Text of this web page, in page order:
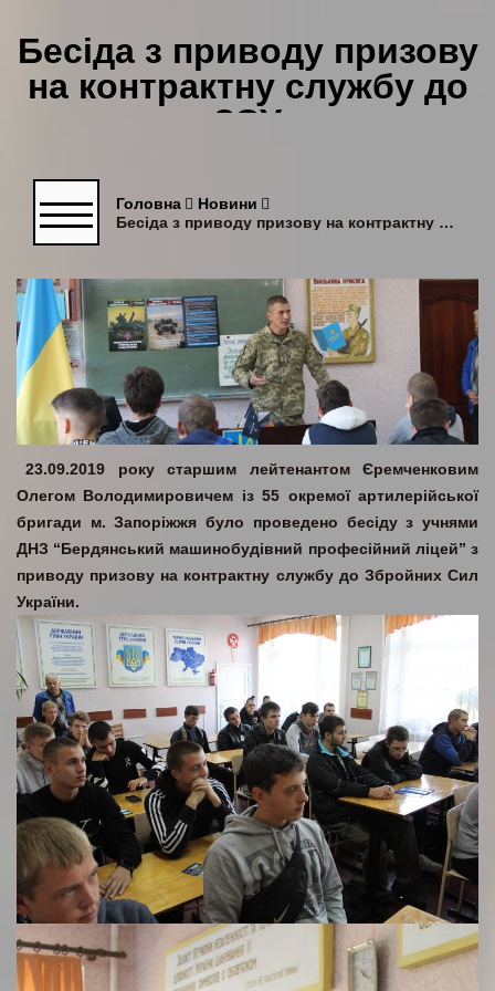
Бесіда з приводу призову
на контрактну службу до
ЗСУ
Головна
Новини
Бесіда з приводу призову на контрактну службу до ЗСУ
23.09.2019 року старшим лейтенантом Єремченковим
Олегом Володимировичем із 55 окремої артилерійської
бригади м. Запоріжжя було проведено бесіду з учнями
ДНЗ “Бердянський машинобудівний професійний ліцей” з
приводу призову на контрактну службу до Збройних Сил
України.